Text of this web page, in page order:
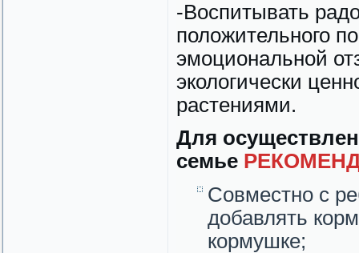
-Воспитывать
положительного
эмоциональной
экологически
растениями.
Для
семье
Совместно с
добавлять
кормушке;